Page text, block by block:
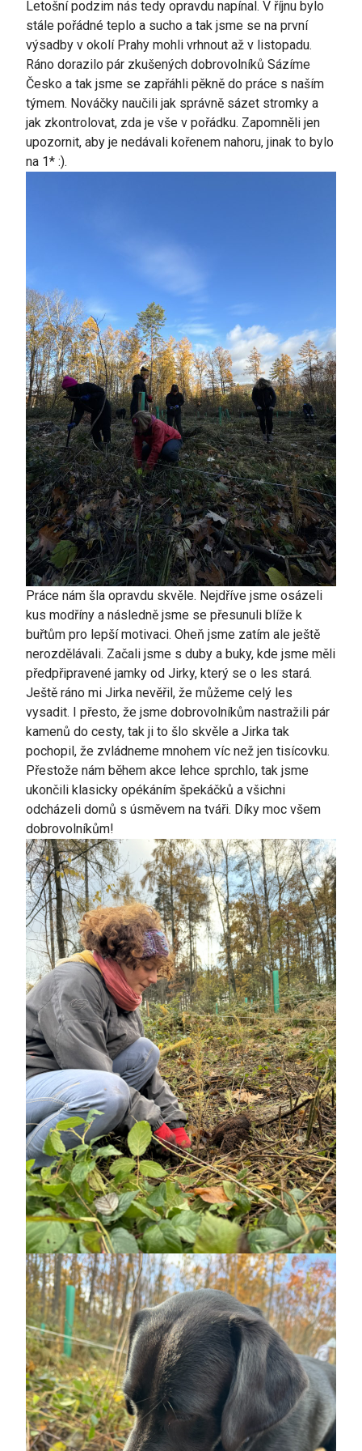
Letošní podzim nás tedy opravdu napínal. V říjnu bylo
stále pořádné teplo a sucho a tak jsme se na první
výsadby v okolí Prahy mohli vrhnout až v listopadu.
Ráno dorazilo pár zkušených dobrovolníků Sázíme
Česko a tak jsme se zapřáhli pěkně do práce s naším
týmem. Nováčky naučili jak správně sázet stromky a
jak zkontrolovat, zda je vše v pořádku. Zapomněli jen
upozornit, aby je nedávali kořenem nahoru, jinak to bylo
na 1* :).
Práce nám šla opravdu skvěle. Nejdříve jsme osázeli
kus modříny a následně jsme se přesunuli blíže k
buřtům pro lepší motivaci. Oheň jsme zatím ale ještě
nerozdělávali. Začali jsme s duby a buky, kde jsme měli
předpřipravené jamky od Jirky, který se o les stará.
Ještě ráno mi Jirka nevěřil, že můžeme celý les
vysadit. I přesto, že jsme dobrovolníkům nastražili pár
kamenů do cesty, tak ji to šlo skvěle a Jirka tak
pochopil, že zvládneme mnohem víc než jen tisícovku.
Přestože nám během akce lehce sprchlo, tak jsme
ukončili klasicky opékáním špekáčků a všichni
odcházeli domů s úsměvem na tváři. Díky moc všem
dobrovolníkům!